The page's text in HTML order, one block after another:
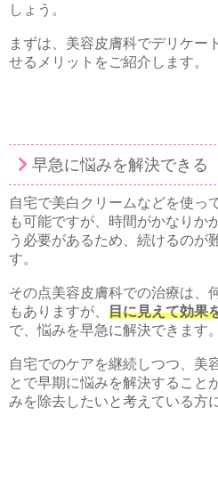
しょう。
まずは、美容皮膚科でデリケー
せるメリットをご紹介します。
早急に悩みを解決できる
自宅で美白クリームなどを使っ
も可能ですが、時間がかなりか
う必要があるため、続けるのが
す。
その点美容皮膚科での治療は、
もありますが、 目に見えて効果
で、悩みを早急に解決できます。
自宅でのケアを継続しつつ、美
とで早期に悩みを解決すること
みを除去したいと考えている方